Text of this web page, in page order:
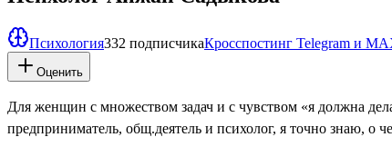
Психология332 подписчикаКросспостинг Telegram и
Оценить
Для женщин с множеством задач и с чувством «я должна
предприниматель, общ.деятель и психолог, я точно знаю, о